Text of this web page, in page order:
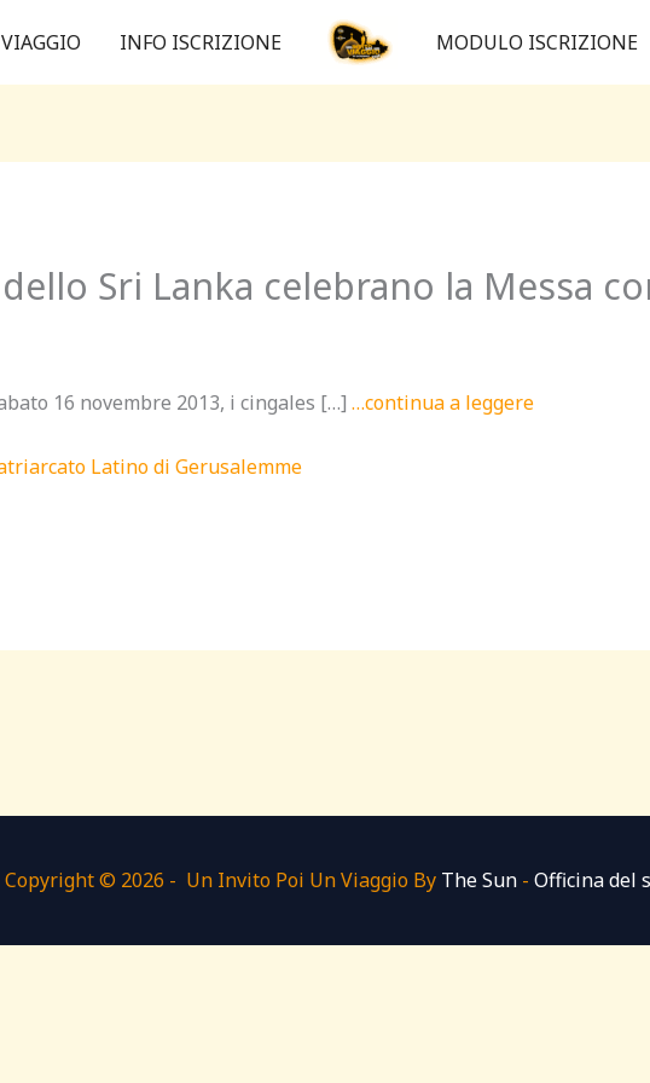
INFO ISCRIZIONE MODULO ISCRIZIONE
Sri Lanka celebrano la Messa
16 novembre 2013, i cingales […] …continua a leggere
Latino di Gerusalemme
Copyright © 2026 - Un Invito Poi Un Viaggio By The Sun- Officina del